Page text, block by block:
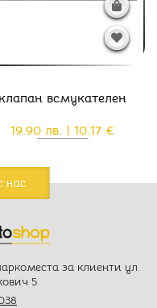
клапан всмукателен
19.90 лв. | 10.17 €
нас
за клиенти ул.
5